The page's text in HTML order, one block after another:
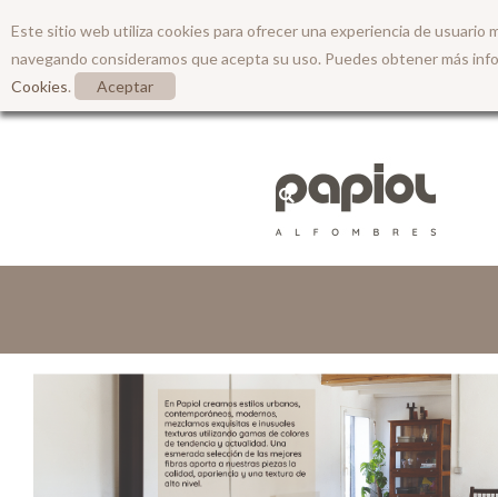
Este sitio web utiliza cookies para ofrecer una experiencia de usuario
navegando consideramos que acepta su uso. Puedes obtener más
Cookies. Aceptar